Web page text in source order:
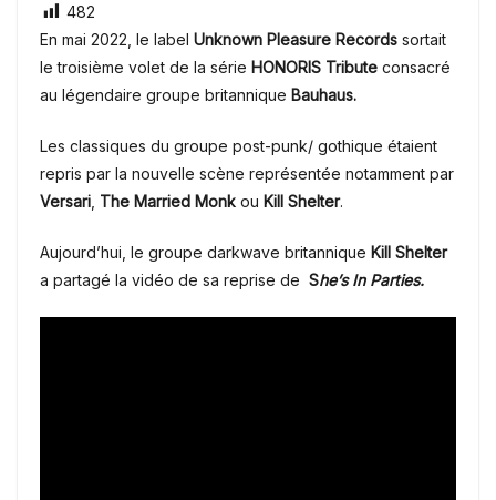
482
En mai 2022, le label Unknown Pleasure Records sortait
le troisième volet de la série HONORIS Tribute consacré
au légendaire groupe britannique Bauhaus.
Les classiques du groupe post-punk/ gothique étaient
repris par la nouvelle scène représentée notamment par
Versari The Married Monk ou Kill Shelter.
Aujourd’hui, le groupe darkwave britannique Kill Shelter
a partagé la vidéo de sa reprise de She’s In Parties.